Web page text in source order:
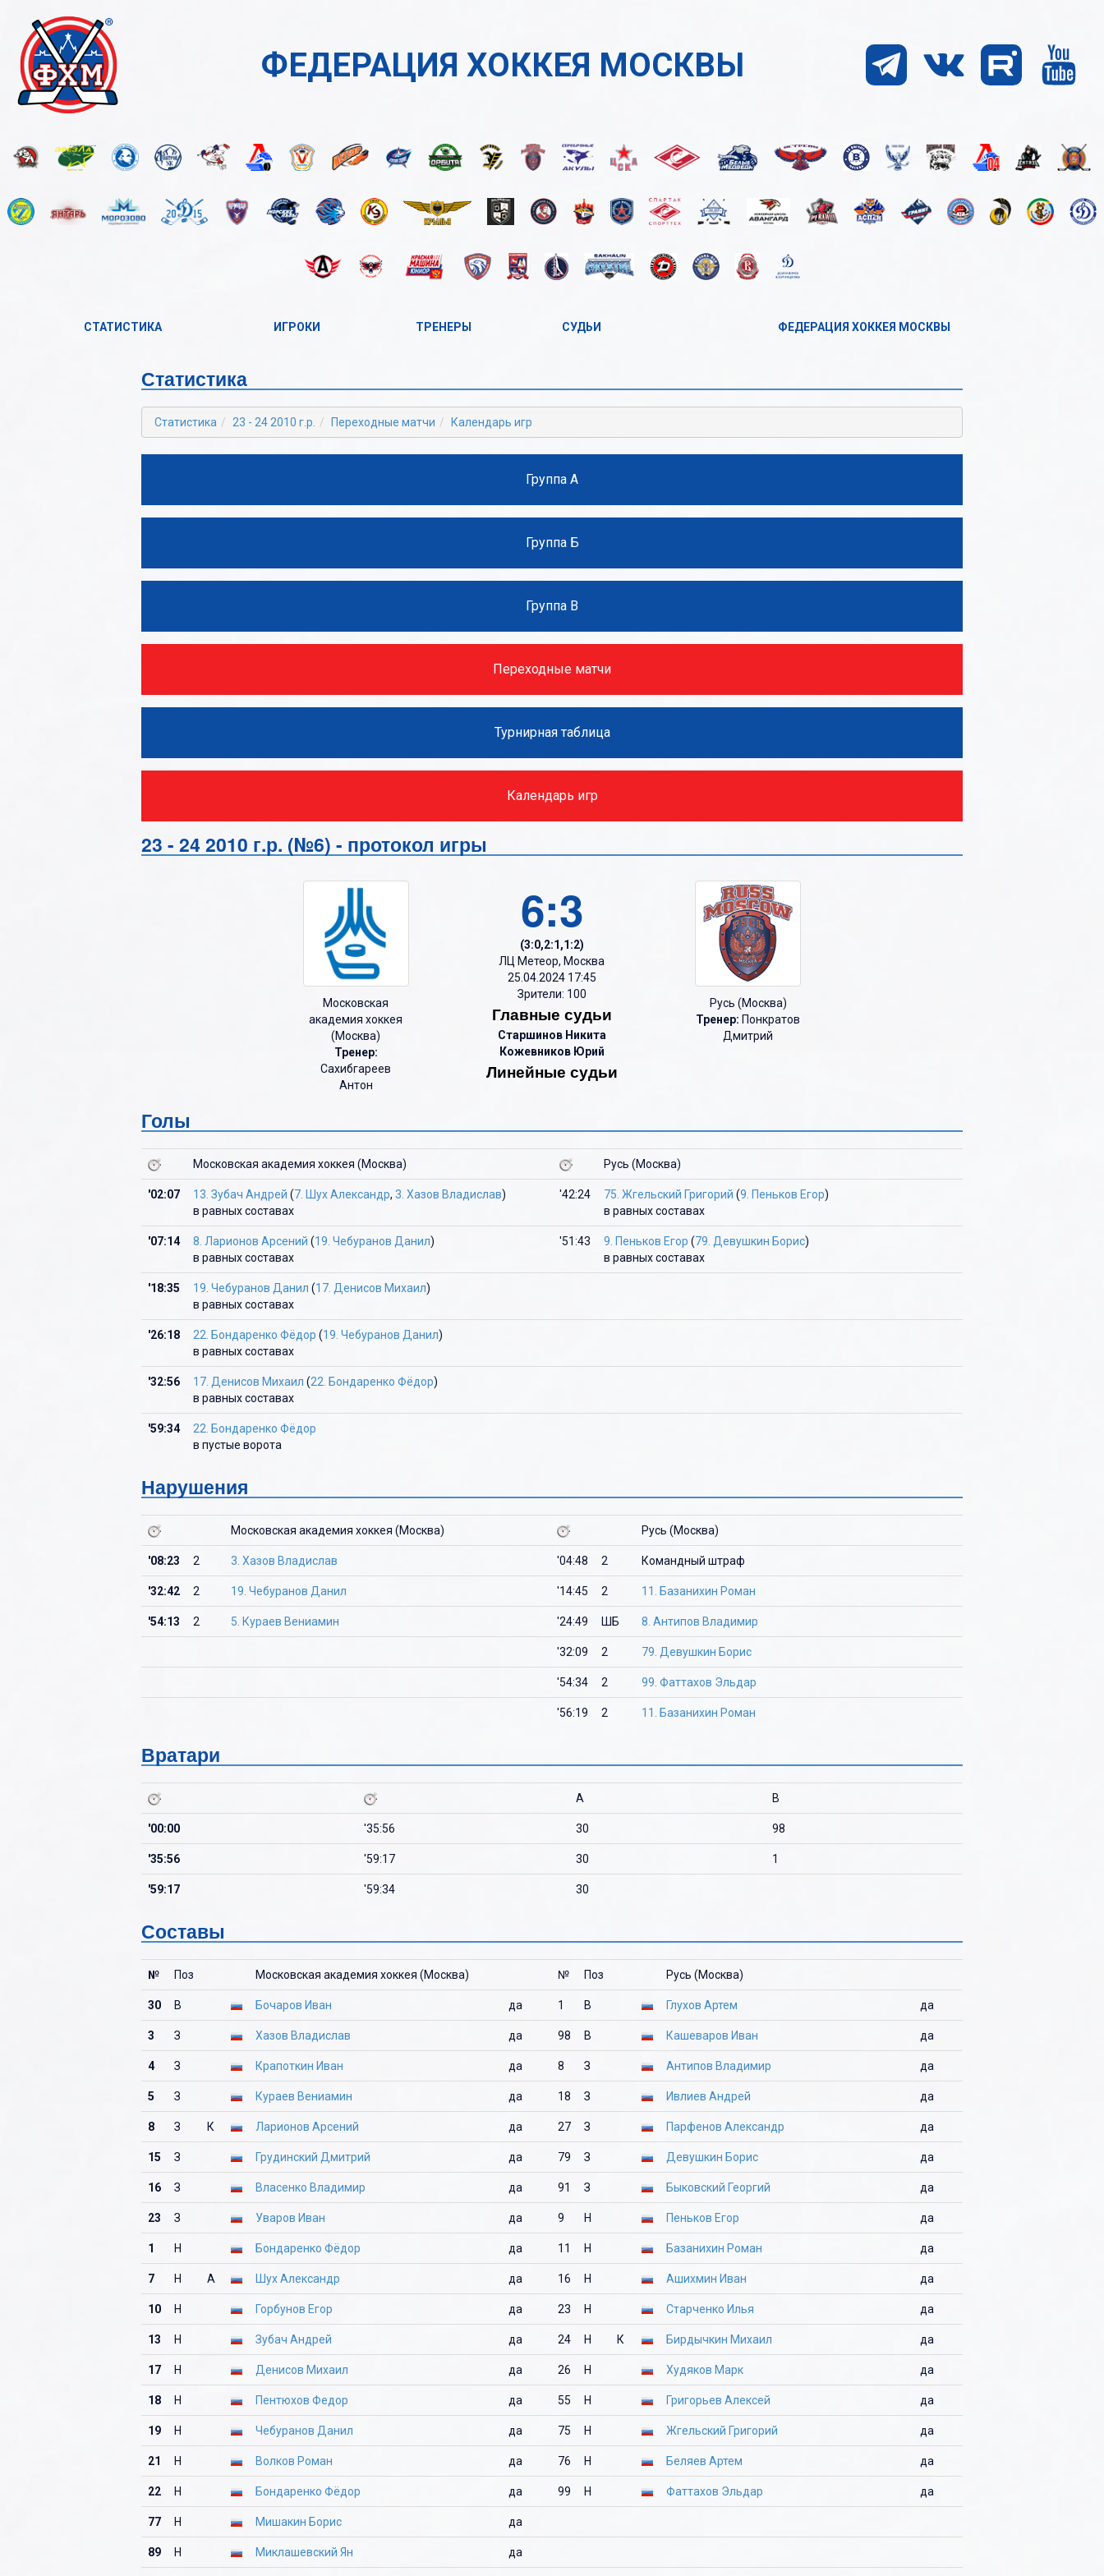
ФЕДЕРАЦИЯ ХОККЕЯ МОСКВЫ
СТАТИСТИКА
2022-2023
2021-2022
2018-2019
ИГРОКИ
Б
В
Е
Н
П
Т
У
Ф
Х
Ц
Ч
Ш
Щ
ТРЕНЕРЫ
Б
В
Е
Н
П
Т
Щ
СУДЬИ
Б
Е
Н
П
Т
Я
ФЕДЕРАЦИЯ ХОККЕЯ МОСКВЫ
Статистика
Статистика 23 - 24 2010 г.р. Переходные матчи Календарь игр
Группа А
Группа Б
Группа В
Переходные матчи
Турнирная таблица
Календарь игр
23 - 24 2010 г.р. (№6) - протокол игры
Московская
академия хоккея
(Москва)
Тренер:
Сахибгареев
Антон
6:3
(3:0,2:1,1:2)
ЛЦ Метеор, Москва
25.04.2024 17:45
Зрители: 100
Главные судьи
Старшинов Никита
Кожевников Юрий
Линейные судьи
Русь (Москва)
Тренер: Понкратов
Дмитрий
Голы
Московская академия хоккея (Москва) Русь (Москва)
'02:07 13. Зубач Андрей (7. Шух Александр, 3. Хазов Владислав)
в равных составах
'42:24 75. Жгельский Григорий (9. Пеньков Егор)
в равных составах
'07:14 8. Ларионов Арсений (19. Чебуранов Данил)
в равных составах
'51:43 9. Пеньков Егор (79. Девушкин Борис)
в равных составах
'18:35 19. Чебуранов Данил (17. Денисов Михаил)
в равных составах
'26:18 22. Бондаренко Фёдор (19. Чебуранов Данил)
в равных составах
'32:56 17. Денисов Михаил (22. Бондаренко Фёдор)
в равных составах
'59:34
22. Бондаренко Фёдор
в пустые ворота
Нарушения
Московская академия хоккея (Москва) Русь (Москва)
'08:23 2 3. Хазов Владислав '04:48 2 Командный штраф
'32:42 2 19. Чебуранов Данил '14:45 2 11. Базанихин Роман
'54:13 2 5. Кураев Вениамин '24:49 ШБ 8. Антипов Владимир
'32:09 2 79. Девушкин Борис
'54:34 2 99. Фаттахов Эльдар
'56:19 2 11. Базанихин Роман
Вратари
A B
'00:00 '35:56 30 98
'35:56 '59:17 30 1
'59:17 '59:34 30
Составы
№ Поз Московская академия хоккея (Москва) № Поз Русь (Москва)
30 В Бочаров Иван да 1 В Глухов Артем да
3 З Хазов Владислав да 98 В Кашеваров Иван да
4 З Крапоткин Иван да 8 З Антипов Владимир да
5 З Кураев Вениамин да 18 З Ивлиев Андрей да
8 З К Ларионов Арсений да 27 З Парфенов Александр да
15 З Грудинский Дмитрий да 79 З Девушкин Борис да
16 З Власенко Владимир да 91 З Быковский Георгий да
23 З Уваров Иван да 9 Н Пеньков Егор да
1 Н Бондаренко Фёдор да 11 Н Базанихин Роман да
7 Н А Шух Александр да 16 Н Ашихмин Иван да
10 Н Горбунов Егор да 23 Н Старченко Илья да
13 Н Зубач Андрей да 24 Н К Бирдычкин Михаил да
17 Н Денисов Михаил да 26 Н Худяков Марк да
18 Н Пентюхов Федор да 55 Н Григорьев Алексей да
19 Н Чебуранов Данил да 75 Н Жгельский Григорий да
21 Н Волков Роман да 76 Н Беляев Артем да
22 Н Бондаренко Фёдор да 99 Н Фаттахов Эльдар да
77 Н Мишакин Борис да
89 Н Миклашевский Ян да